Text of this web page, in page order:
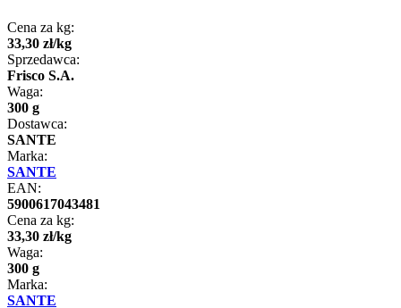
Cena za kg:
33,30 zł/kg
Sprzedawca:
Frisco S.A.
Waga:
300 g
Dostawca:
SANTE
Marka:
SANTE
EAN:
5900617043481
Cena za kg:
33,30 zł/kg
Waga:
300 g
Marka:
SANTE